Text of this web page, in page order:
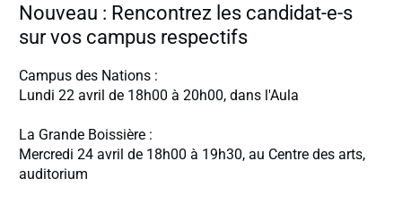
Nouveau : Rencontrez les candidat-e-s
sur vos campus respectifs
Campus des Nations :
Lundi 22 avril de 18h00 à 20h00, dans l'Aula
La Grande Boissière :
Mercredi 24 avril de 18h00 à 19h30, au Centre des arts,
auditorium